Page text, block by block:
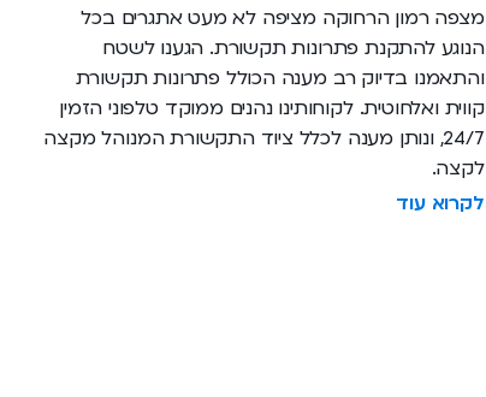
מצפה רמון הרחוקה מציפה לא מעט אתגרים בכל
הנוגע להתקנת פתרונות תקשורת. הגענו לשטח
והתאמנו בדיוק רב מענה הכולל פתרונות תקשורת
קווית ואלחוטית. לקוחותינו נהנים ממוקד טלפוני הזמין
24/7, ונותן מענה לכלל ציוד התקשורת המנוהל מקצה
לקצה.
לקרוא עוד